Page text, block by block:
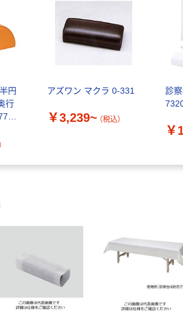
円
行
アズワン マクラ 0-331
￥3,239~ （税込）
診
￥